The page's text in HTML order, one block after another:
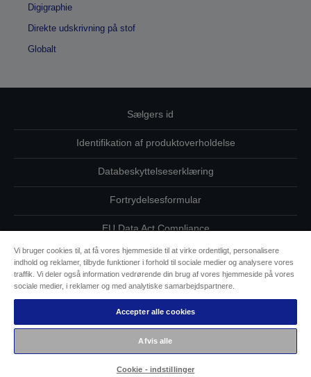
Digigraphie
Direkte udskrivning på stof
Globalt
Sælgers id
Identifikation af produktoverholdelse
Databeskyttelseserklæring
Fortrydelsesformular
EU Data Act Compliance
Kontakt os vedrørende dine data
Oplysninger om cookies
Epsons forpligtelse til tilgængelighed
Copyright © 2026 Seiko Epson
Vi bruger cookies til, at få vores hjemmeside til at virke ordentligt, personalisere
indhold og reklamer, tilbyde funktioner i forhold til sociale medier og analysere vores
traffik. Vi deler også information vedrørende din brug af vores hjemmeside på vores
sociale medier, i reklamer og med analytiske samarbejdspartnere.
Accepter alle cookies
Afvis alle
Cookie - indstillinger